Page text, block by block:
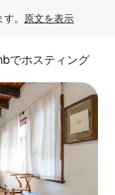
。 原文を表示
でホスティング